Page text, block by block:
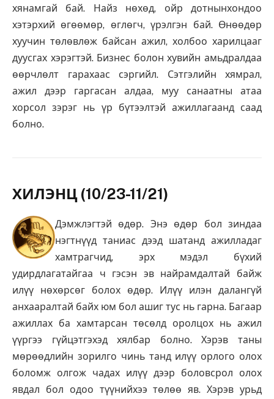
хянамгай бай. Найз нөхөд, ойр дотнынхондоо
хэтэрхий өгөөмөр, өглөгч, үрэлгэн бай. Өнөөдөр
хуучин төлөвлөж байсан ажил, холбоо харилцааг
дуусгах хэрэгтэй. Бизнес болон хувийн амьдралдаа
өөрчлөлт гарахаас сэргийл. Сэтгэлийн хямрал,
ажил дээр гаргасан алдаа, муу санаатны атаа
хорсол зэрэг нь үр бүтээлтэй ажиллагаанд саад
болно.
ХИЛЭНЦ (10/23-11/21)
Дэмжлэгтэй өдөр. Энэ өдөр бол зиндаа
нэгтнүүд таниас дээд шатанд ажилладаг
хамтрагчид, эрх мэдэл бүхий
удирдлагатайгаа ч гэсэн эв найрамдалтай байж
илүү нөхөрсөг болох өдөр. Илүү илэн далангүй
анхааралтай байх юм бол ашиг тус нь гарна. Багаар
ажиллах ба хамтарсан төсөлд оролцох нь ажил
үүргээ гүйцэтгэхэд хялбар болно. Хэрэв таны
мөрөөдлийн зорилго чинь танд илүү орлого олох
боломж олгож чадах илүү дээр боловсрол олох
явдал бол одоо түүнийхээ төлөө яв. Хэрэв урьд